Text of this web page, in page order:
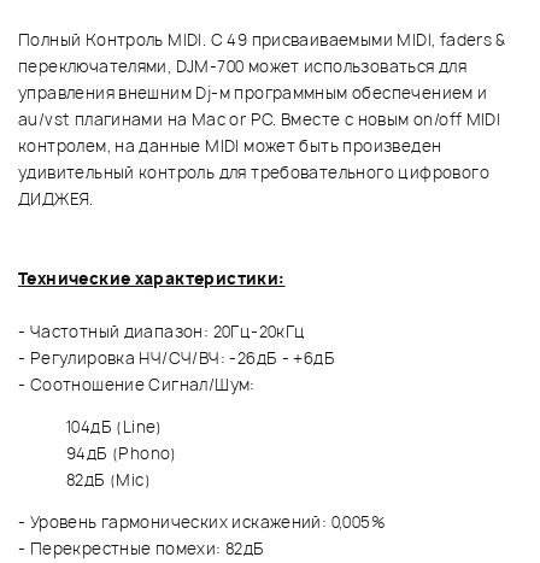
Полный Контроль MIDI. С 49 присваиваемыми MIDI, faders &
переключателями, DJM-700 может использоваться для
управления внешним Dj-м программным обеспечением и
au/vst плагинами на Mac or PC. Вместе с новым on/off MIDI
контролем, на данные MIDI может быть произведен
удивительный контроль для требовательного цифрового
ДИДЖЕЯ.
Технические характеристики:
- Частотный диапазон: 20Гц-20кГц
- Регулировка НЧ/СЧ/ВЧ: -26дБ - +6дБ
- Соотношение Сигнал/Шум:
104дБ (Line)
94дБ (Phono)
82дБ (Mic)
- Уровень гармонических искажений: 0,005%
- Перекрестные помехи: 82дБ